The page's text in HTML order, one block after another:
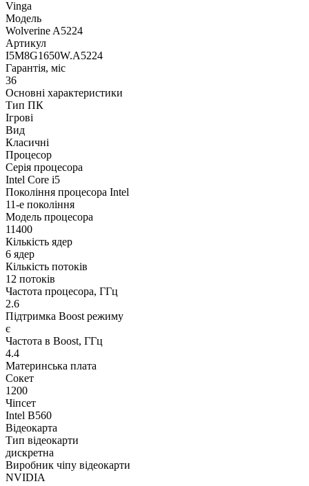
Vinga
Модель
Wolverine A5224
Артикул
I5M8G1650W.A5224
Гарантія, міс
36
Основні характеристики
Тип ПК
Ігрові
Вид
Класичні
Процесор
Серія процесора
Intel Core i5
Покоління процесора Intel
11-е покоління
Модель процесора
11400
Кількість ядер
6 ядер
Кількість потоків
12 потоків
Частота процесора, ГГц
2.6
Підтримка Boost режиму
є
Частота в Boost, ГГц
4.4
Материнська плата
Сокет
1200
Чіпсет
Intel B560
Відеокарта
Тип відеокарти
дискретна
Виробник чіпу відеокарти
NVIDIA